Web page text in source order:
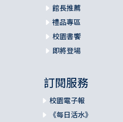
館長推薦
禮品專區
校園書饗
即將登場
訂閱服務
校園電子報
《每日活水》